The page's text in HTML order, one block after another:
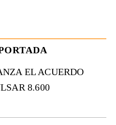
EL ACUERDO
8.600